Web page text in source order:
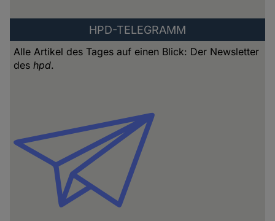
HPD-TELEGRAMM
Alle Artikel des Tages auf einen Blick: Der Newsletter
deshpd.